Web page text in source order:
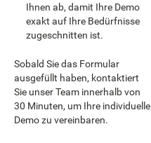
Ihnen ab, damit Ihre Demo
exakt auf Ihre Bedürfnisse
zugeschnitten ist.
Sobald Sie das Formular
ausgefüllt haben, kontaktiert
Sie unser Team innerhalb von
30 Minuten, um Ihre individuelle
Demo zu vereinbaren.